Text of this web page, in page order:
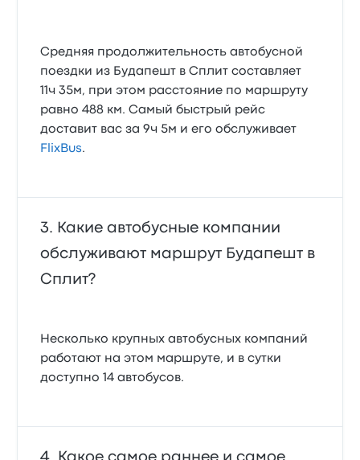
Средняя продолжительность автобусной
поездки из Будапешт в Сплит составляет
11ч 35м, при этом расстояние по маршруту
равно 488 км. Самый быстрый рейс
доставит вас за 9ч 5м и его обслуживает
FlixBus.
Какие автобусные компании
обслуживают маршрут Будапешт в
Сплит?
Несколько крупных автобусных компаний
работают на этом маршруте, и в сутки
доступно 14 автобусов.
Какое самое раннее и самое